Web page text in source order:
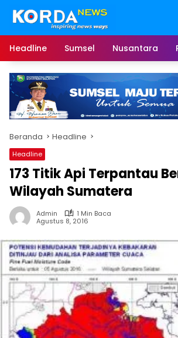
Headline
Sumsel Nusantara
Beranda Headline
Headline
173 Titik Api Terpantau
Wilayah Sumatera
Admin
1 Min Baca
Agustus 8, 2016